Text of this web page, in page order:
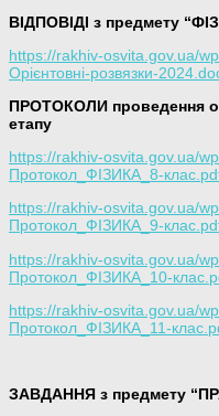
ВІДПОВІДІ з предмету
https://rakhiv-osvita.gov.ua/
Орієнтовні-розвязки-
ПРОТОКОЛИ проведення
етапу
https://rakhiv-osvita.gov.ua/
Протокол_ФІЗИКА_8-
https://rakhiv-osvita.gov.ua/
Протокол_ФІЗИКА_9-
https://rakhiv-osvita.gov.ua/
Протокол_ФІЗИКА_10-
https://rakhiv-osvita.gov.ua/
Протокол_ФІЗИКА_11-
ЗАВДАННЯ з предмету